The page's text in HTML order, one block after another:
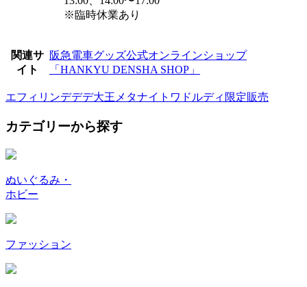
※臨時休業あり
関連サ
イト
阪急電車グッズ公式オンラインショップ
「HANKYU DENSHA SHOP」
エフィリンデデデ大王メタナイト ワドルディ 限定販売
カテゴリーから探す
ぬいぐるみ・
ホビー
ファッション